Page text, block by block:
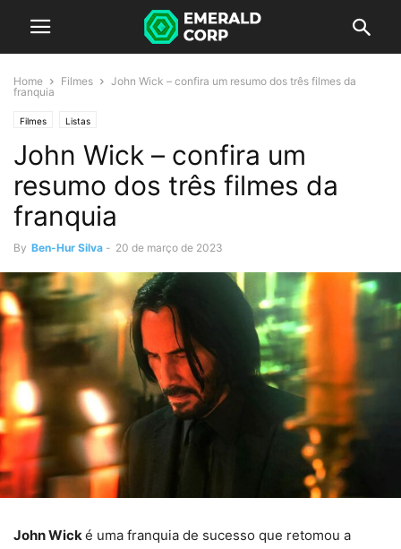
Home Filmes
John Wick – confira um resumo dos três filmes da
franquia
Filmes Listas
John Wick – confira um
resumo dos três filmes da
franquia
By Ben-Hur Silva - 20 de março de 2023
John Wické uma franquia de sucesso que retomou a